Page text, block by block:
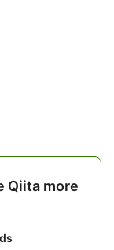
Qiita more